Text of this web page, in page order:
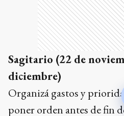
Sagitario (22 de
diciembre)
Organizá gastos y
poner orden antes de fin